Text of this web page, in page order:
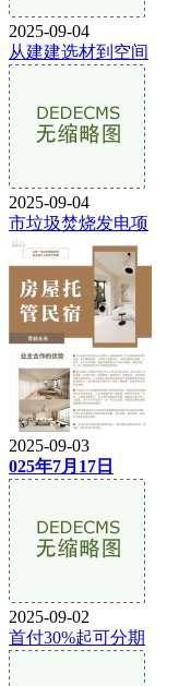
2025-09-04
从建建选材到空间
2025-09-04
市垃圾焚烧发电项
2025-09-03
025年7月17日
2025-09-02
首付30%起可分期